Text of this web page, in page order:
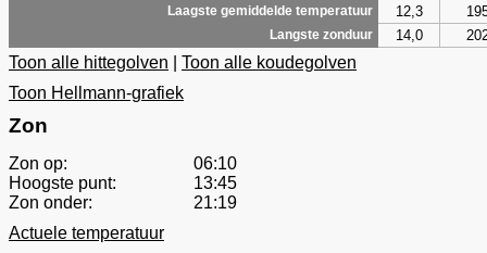
Laagste gemiddelde temperatuur 12,3
Langste zonduur 14,0
Toon alle hittegolven
Toon alle koudegolven
Toon Hellmann-grafiek
Zon
Zon op:
06:10
Hoogste punt:
13:45
Zon onder:
21:19
Actuele temperatuur